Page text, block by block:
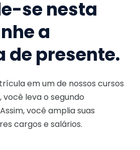
se nesta
a
de presente.
em um de nossos cursos
leva o segundo
você amplia suas
cargos e salários.